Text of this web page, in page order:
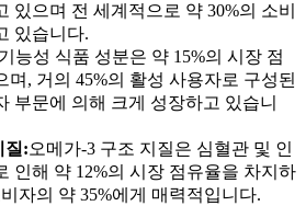
있으며 전 세계적으로 약 30%의 소비
있습니다.
능성 식품 성분은 약 15%의 시장 점
며, 거의 45%의 활성 사용자로 구성된
부문에 의해 크게 성장하고 있습니
질:오메가-3 구조 지질은 심혈관 및 인
인해 약 12%의 시장 점유율을 차지하
자의 약 35%에게 매력적입니다.